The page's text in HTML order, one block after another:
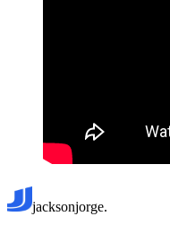
jacksonjorge.